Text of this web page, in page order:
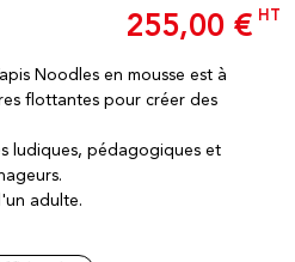
255,00 € HT
Noodles en mousse est à
flottantes pour créer des
ludiques, pédagogiques et
adulte.